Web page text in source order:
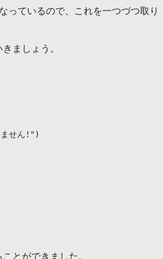
っているので、これを一つづつ取り
ましょう。
せん!")
とができました。